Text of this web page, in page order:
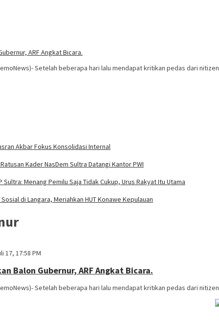
ARF Angkat Bicara.
Setelah beberapa hari lalu mendapat kritikan pedas dari nitizen
Akbar Fokus Konsolidasi Internal
Kader NasDem Sultra Datangi Kantor PWI
Menang Pemilu Saja Tidak Cukup, Urus Rakyat Itu Utama
di Langara, Meriahkan HUT Konawe Kepulauan
17, 17:58 PM
Balon Gubernur, ARF Angkat Bicara.
Setelah beberapa hari lalu mendapat kritikan pedas dari nitizen